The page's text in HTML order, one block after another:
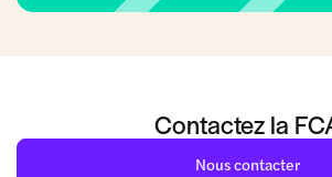
Contactez la
Nous contacter